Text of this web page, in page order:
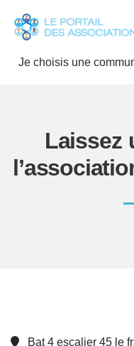
Je choisis une
Laissez
Bat 4 escalier 45 le